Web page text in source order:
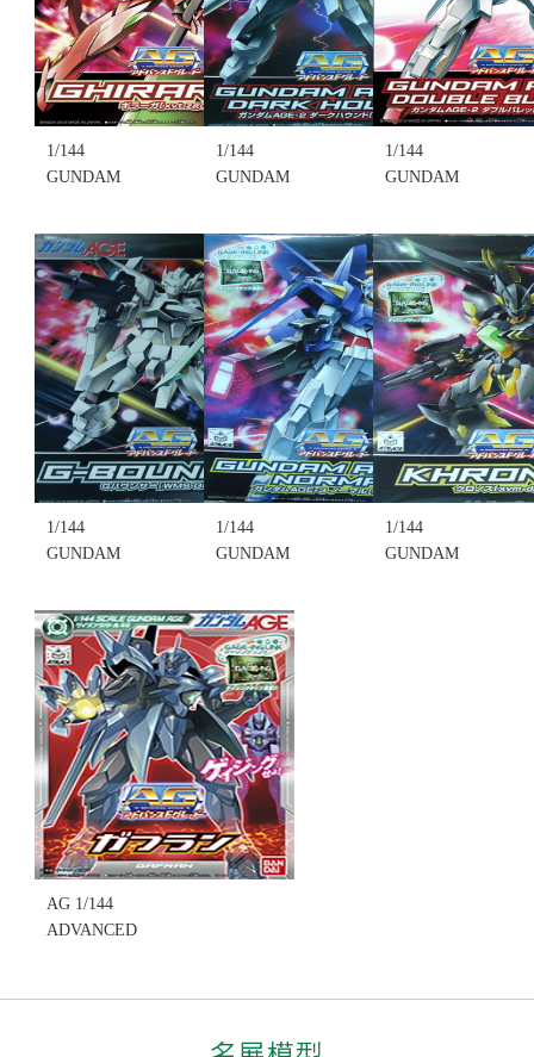
售價:0
型(不挑盒況)
(售完缺貨...
售價:0
型(不挑盒況)
(售完缺貨...
售價:0
1/144
GUNDAM
ADVANCED
GRADE~018
GHIRARGA
基拉格(不挑
盒況)(售完缺
貨...
售價:0
1/144
GUNDAM
ADVANCED
GRADE~021
GUNDAM
AGE-2
DARK
HOUND 骷
髏黑色配色
樣式(不挑盒
況)(售完缺
貨...
售價:0
1/144
GUNDAM
ADVANCED
GRADE~015
AGE-2
DOUBLE
BULLET 雙
砲型飛行形
(不挑盒況)
(售完缺貨...
售價:0
1/144
GUNDAM
ADVANCED
GRADE~013
G-BOUNCER
包瑟(不挑盒
況)(售完缺
貨...
售價:0
1/144
GUNDAM
ADVANCED
GRADE~017
GUNDAM
AGE-3
NORMAL,
AGE-3 基本
型(不挑盒況)
(售完缺貨...
售價:0
1/144
GUNDAM
AG 1/144
ADVANCED